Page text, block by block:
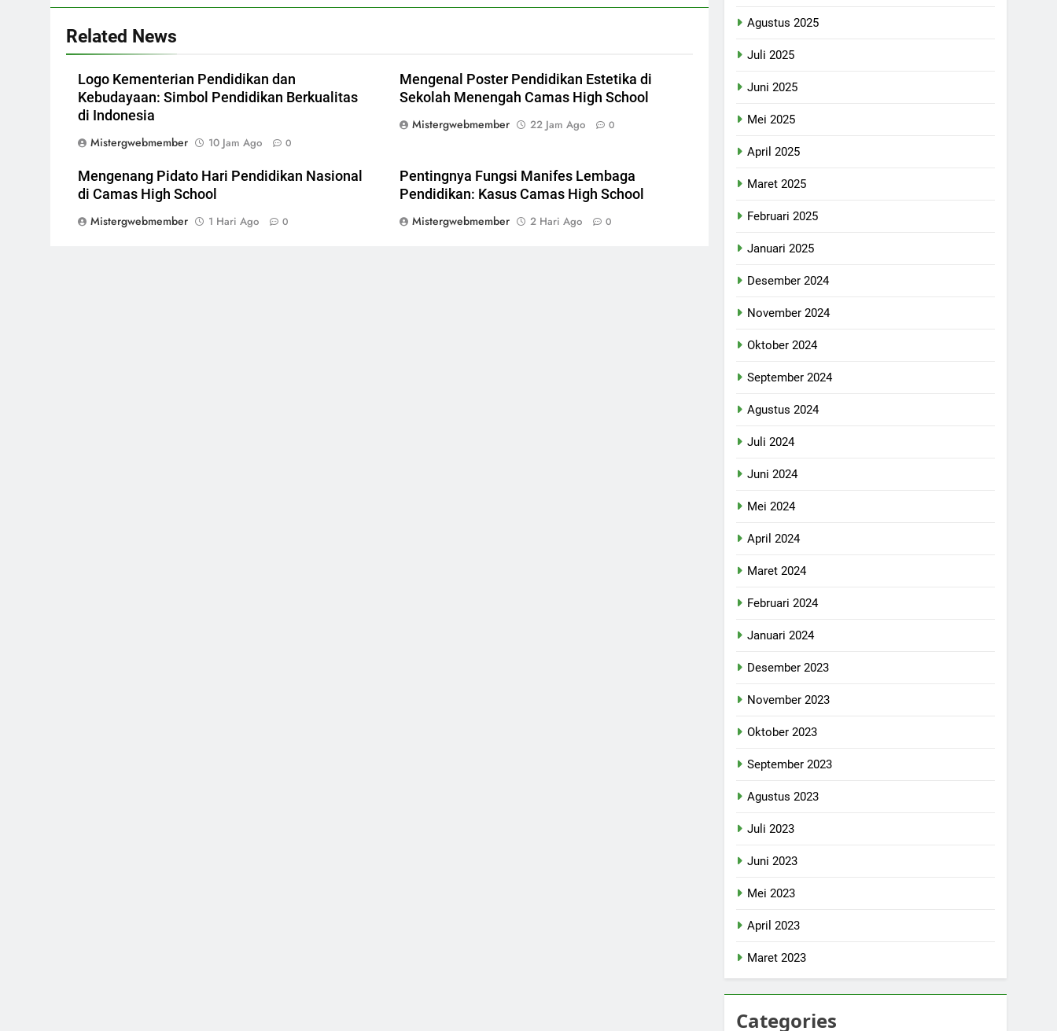
Related News
Logo Kementerian Pendidikan dan
Kebudayaan: Simbol Pendidikan Berkualitas
di Indonesia
Mistergwebmember
10 Jam Ago 0
Mengenal Poster Pendidikan Estetika di
Sekolah Menengah Camas High School
Mistergwebmember
22 Jam Ago 0
Mengenang Pidato Hari Pendidikan Nasional
di Camas High School
Mistergwebmember
1 Hari Ago 0
Pentingnya Fungsi Manifes Lembaga
Pendidikan: Kasus Camas High School
Mistergwebmember
2 Hari Ago 0
Agustus 2025
Juli 2025
Juni 2025
Mei 2025
April 2025
Maret 2025
Februari 2025
Januari 2025
Desember 2024
November 2024
Oktober 2024
September 2024
Agustus 2024
Juli 2024
Juni 2024
Mei 2024
April 2024
Maret 2024
Februari 2024
Januari 2024
Desember 2023
November 2023
Oktober 2023
September 2023
Agustus 2023
Juli 2023
Juni 2023
Mei 2023
April 2023
Maret 2023
Categories